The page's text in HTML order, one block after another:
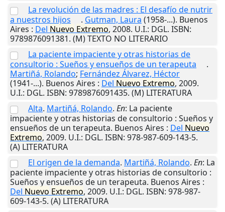
La revolución de las madres : El desafío de nutrir
a nuestros hijos
. Gutman, Laura (1958-...). Buenos
Aires : Del Nuevo Extremo, 2008. U.I.: DGL. ISBN:
9789876091381. (M) TEXTO NO LITERARIO
La paciente impaciente y otras historias de
consultorio : Sueños y ensueños de un terapeuta
.
Martiñá, Rolando; Fernández Álvarez, Héctor
(1941-...). Buenos Aires : Del Nuevo Extremo, 2009.
U.I.: DGL. ISBN: 9789876091435. (M) LITERATURA
Alta. Martiñá, Rolando. En: La paciente
impaciente y otras historias de consultorio : Sueños y
ensueños de un terapeuta. Buenos Aires : Del Nuevo
Extremo, 2009. U.I.: DGL. ISBN: 978-987-609-143-5.
(A) LITERATURA
El origen de la demanda. Martiñá, Rolando. En: La
paciente impaciente y otras historias de consultorio :
Sueños y ensueños de un terapeuta. Buenos Aires :
Del Nuevo Extremo, 2009. U.I.: DGL. ISBN: 978-987-
609-143-5. (A) LITERATURA